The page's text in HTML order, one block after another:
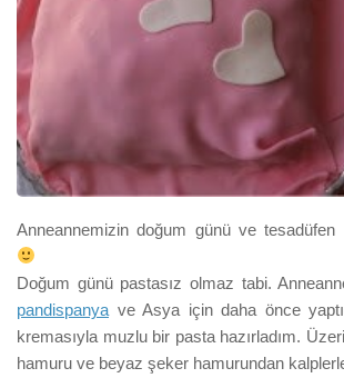
Anneannemizin doğum günü ve tesadüfen
Doğum günü pastasız olmaz tabi.
pandispanya ve Asya için daha önce
kremasıyla muzlu bir pasta hazırladım.
hamuru ve beyaz şeker hamurundan